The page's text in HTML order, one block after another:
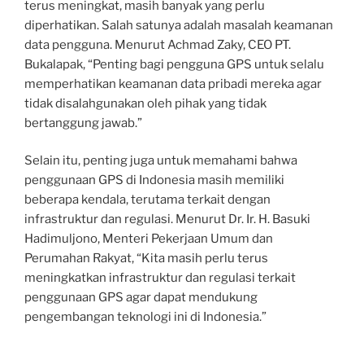
terus meningkat, masih banyak yang perlu
diperhatikan. Salah satunya adalah masalah keamanan
data pengguna. Menurut Achmad Zaky, CEO PT.
Bukalapak, “Penting bagi pengguna GPS untuk selalu
memperhatikan keamanan data pribadi mereka agar
tidak disalahgunakan oleh pihak yang tidak
bertanggung jawab.”
Selain itu, penting juga untuk memahami bahwa
penggunaan GPS di Indonesia masih memiliki
beberapa kendala, terutama terkait dengan
infrastruktur dan regulasi. Menurut Dr. Ir. H. Basuki
Hadimuljono, Menteri Pekerjaan Umum dan
Perumahan Rakyat, “Kita masih perlu terus
meningkatkan infrastruktur dan regulasi terkait
penggunaan GPS agar dapat mendukung
pengembangan teknologi ini di Indonesia.”